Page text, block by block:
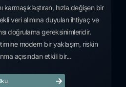
karmaşıklaştıran, hızla değişen bir
veri alımına duyulan ihtiyaç ve
doğrulama gereksinimleridir.
modern bir yaklaşım, riskin
açısından etkili bir...